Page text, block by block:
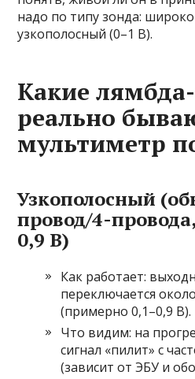
надо по типу зонда:
узкополосный (0–1 В).
Какие
реально
мультиметр
Узкополосный
провод/4-
0,9 В)
Как работает:
переключается
(примерно 0,1–0,9 В).
Что видим: на
сигнал «пилит» с
(зависит от ЭБУ и